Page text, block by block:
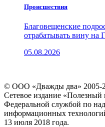
Проиcшествия
Благовещенские
отрабатывать вину на
05.08.2026
© ООО «Дважды два» 2005-
Сетевое издание «Полезный
Федеральной службой по
информационных
13 июля 2018 года.